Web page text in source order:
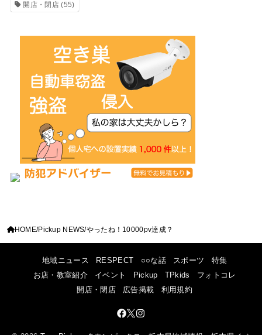
開店・閉店(55)
HOME Pickup NEWS やったね！10000pv達成？
地域ニュース RESPECT ○○な話 スポーツ
特集
お店・教室紹介
イベント Pickup TPkids
フォトコレ
開店・閉店
広告掲載 利用規約